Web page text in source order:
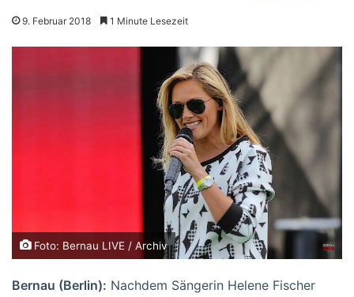
9. Februar 2018 1 Minute Lesezeit
Foto: Bernau LIVE / Archiv
Bernau (Berlin): Nachdem Sängerin Helene Fischer